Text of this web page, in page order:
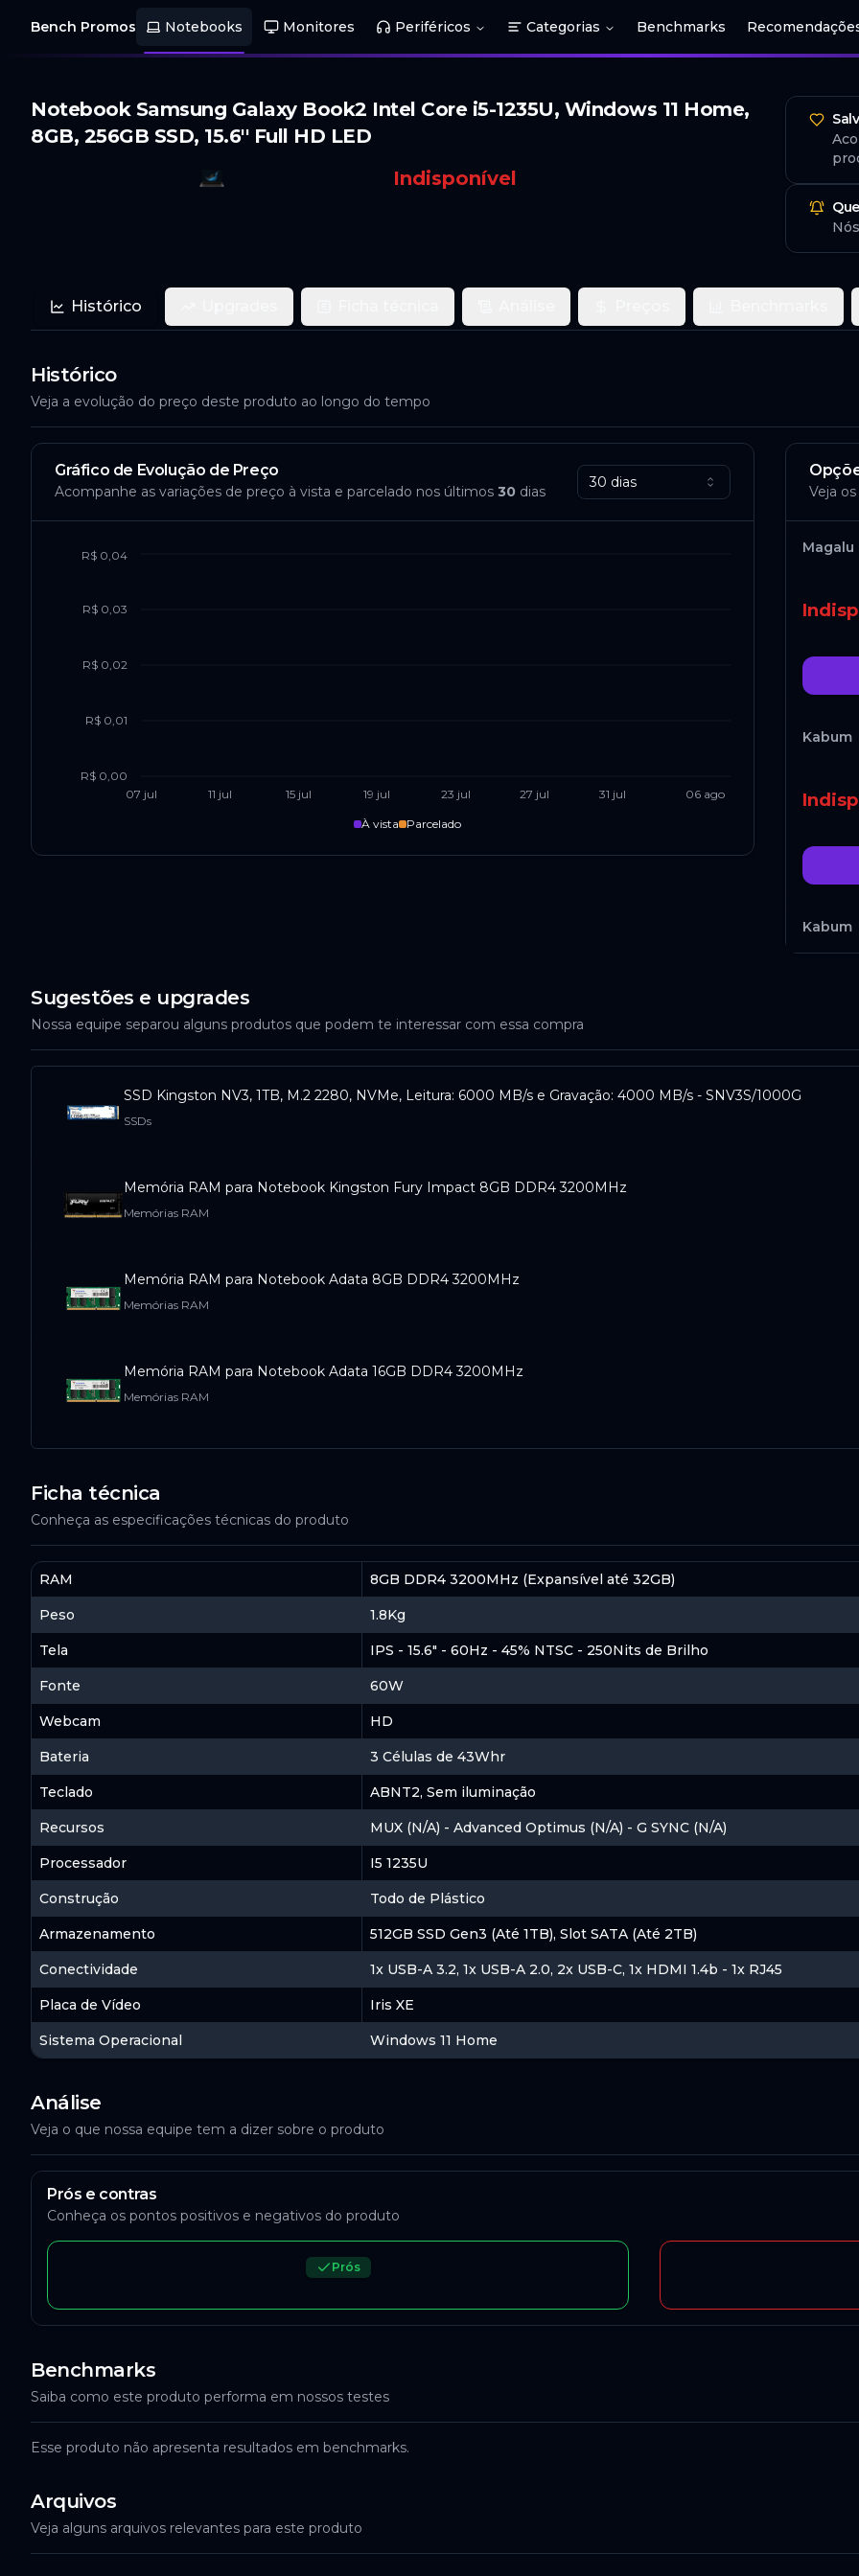
Bench Promos Notebooks Monitores Periféricos Categorias Benchmarks
Notebook Samsung Galaxy Book2 Intel Core i5-1235U, Windows 11 Home,
8GB, 256GB SSD, 15.6'' Full HD LED
Indisponível
Histórico
Histórico
Veja a evolução do preço deste produto ao longo do tempo
Gráfico de Evolução de Preço
Acompanhe as variações de preço à vista e parcelado nos últimos 30 dias
30 dias
07 jul 11 jul 15 jul 19 jul 23 jul 27 jul 31 jul 06 ago
R$ 0,00
R$ 0,01
R$ 0,02
R$ 0,03
R$ 0,04
À vista Parcelado
Veja
Magalu
Kabum
Kabum
Sugestões e upgrades
Nossa equipe separou alguns produtos que podem te interessar com essa compra
SSD Kingston NV3, 1TB, M.2 2280, NVMe, Leitura: 6000 MB/s e Gravação: 4000 MB/s - SNV3S/1000G
SSDs
Memória RAM para Notebook Kingston Fury Impact 8GB DDR4 3200MHz
Memórias RAM
Memória RAM para Notebook Adata 8GB DDR4 3200MHz
Memórias RAM
Memória RAM para Notebook Adata 16GB DDR4 3200MHz
Memórias RAM
SSDs
Memória RAM para Notebook Corsair Vengeance 32GB(2x16GB) DDR4 3200MHz CL22
SSD Kingston Fury Renegade, 1TB, M.2 NVMe 7300/6000MB/s
Memória para Notebook Kingston Fury Impact 16GB DDR4 3200MHz
Memórias RAM
Ficha técnica
Conheça as especificações técnicas do produto
RAM 8GB DDR4 3200MHz (Expansível até 32GB)
Peso 1.8Kg
Tela IPS - 15.6" - 60Hz - 45% NTSC - 250Nits de Brilho
Fonte 60W
Webcam HD
Bateria 3 Células de 43Whr
Teclado ABNT2, Sem iluminação
Recursos MUX (N/A) - Advanced Optimus (N/A) - G SYNC (N/A)
Processador I5 1235U
Construção Todo de Plástico
Armazenamento 512GB SSD Gen3 (Até 1TB), Slot SATA (Até 2TB)
Conectividade 1x USB-A 3.2, 1x USB-A 2.0, 2x USB-C, 1x HDMI 1.4b - 1x RJ45
Placa de Vídeo Iris XE
Sistema Operacional Windows 11 Home
Análise
Veja o que nossa equipe tem a dizer sobre o produto
Prós e contras
Conheça os pontos positivos e negativos do produto
Prós
Benchmarks
Saiba como este produto performa em nossos testes
Esse produto não apresenta resultados em benchmarks.
Arquivos
Veja alguns arquivos relevantes para este produto